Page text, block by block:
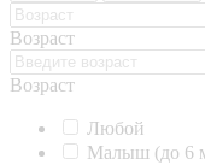
Возраст
Возраст
Любой
Малыш (до 6